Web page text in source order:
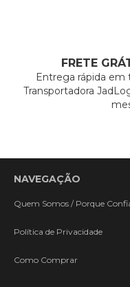
FRETE
Entrega rápida em
Transportadora
NAVEGAÇÃO
Quem Somos / Porque
Política de Privacidade
Como Comprar